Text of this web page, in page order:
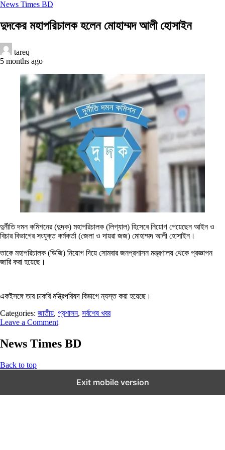
News Times BD
দুদকের মহাপরিচালক হলেন মোহাম্মদ আলী হোসাইন
tareq
5 months ago
দুর্নীতি দমন কমিশনের (দুদক) মহাপরিচালক (লিগ্যাল) হিসেবে নিয়োগ পেয়েছেন আইন ও
বিচার বিভাগের সংযুক্ত কর্মকর্তা (জেলা ও দায়রা জজ) মোহাম্মদ আলী হোসাইন।
তাকে মহাপরিচালক (ডিজি) নিয়োগ দিয়ে সোমবার জনপ্রশাসন মন্ত্রণালয় থেকে প্রজ্ঞাপন
জারি করা হয়েছে।
একইসঙ্গে তার চাকরি মন্ত্রিপরিষদ বিভাগে ন্যস্ত করা হয়েছে।
Categories: জাতীয়, প্রশাসন, সর্বশেষ খবর
Leave a Comment
News Times BD
Back to top
Exit mobile version